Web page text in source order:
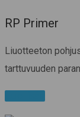
RP Primer
Liuotteeton
tarttuvuuden